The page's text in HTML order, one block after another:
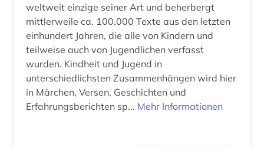
geschichte <1475-1700> (1)
geschichte <1700-1800> (1)
geschichte <1700-1824> (1)
geschichte <1701-1800> (1)
geschichte der naturwissenschaften (1)
weltweit einzige seiner Art und beherbergt
mittlerweile ca. 100.000 Texte aus den letzten
einhundert Jahren, die alle von Kindern und
teilweise auch von Jugendlichen verfasst
wurden. Kindheit und Jugend in
unterschiedlichsten Zusammenhängen wird hier
in Märchen, Versen, Geschichten und
Erfahrungsberichten sp... Mehr Informationen